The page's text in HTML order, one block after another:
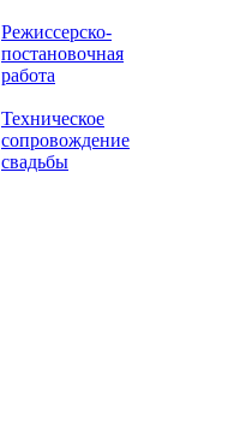
Режиссерско-
постановочная
работа
Техническое
сопровождение
свадьбы